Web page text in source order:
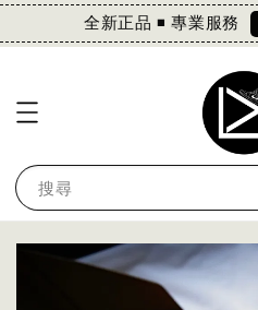
全新正品 ◾️ 專業服務
搜尋